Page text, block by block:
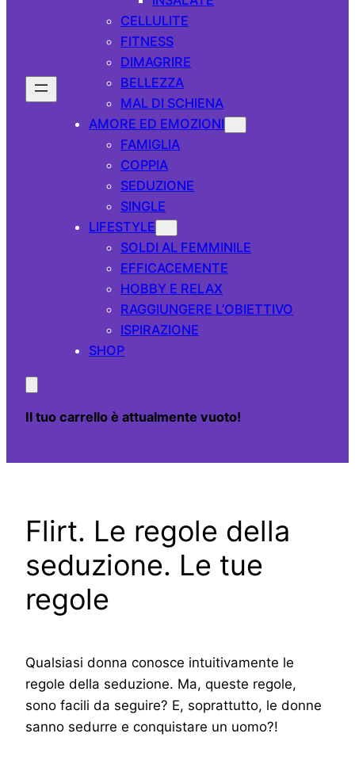
CELLULITE
FITNESS
DIMAGRIRE
BELLEZZA
MAL DI SCHIENA
AMORE ED EMOZIONI
FAMIGLIA
COPPIA
SEDUZIONE
SINGLE
LIFESTYLE
SOLDI AL FEMMINILE
EFFICACEMENTE
HOBBY E RELAX
RAGGIUNGERE L’OBIETTIVO
ISPIRAZIONE
SHOP
Il tuo carrello è attualmente vuoto!
Flirt. Le regole della
seduzione. Le tue
regole
Qualsiasi donna conosce intuitivamente le
regole della seduzione. Ma, queste regole,
sono facili da seguire? E, soprattutto, le donne
sanno sedurre e conquistare un uomo?!